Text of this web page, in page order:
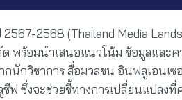
2568 (Thailand Media
พร้อมนำเสนอแนวโน้ม ข้อมูลและ
กนักวิชาการ สื่อมวลชน อินฟลูเอนเซ
ซึ่งจะช่วยชี้ทางการเปลี่ยนแปลงที่